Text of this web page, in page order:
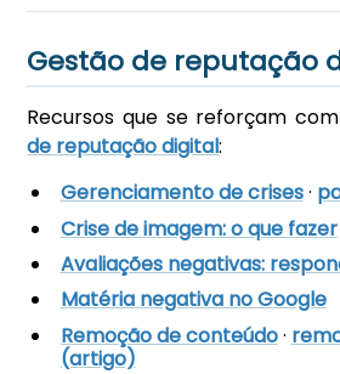
Gestão de reputação
Recursos que se reforçam
de reputação digital:
Gerenciamento de crises·
Crise de imagem: o que fazer
Avaliações negativas:
Matéria negativa no Google
Remoção de conteúdo·
(artigo)